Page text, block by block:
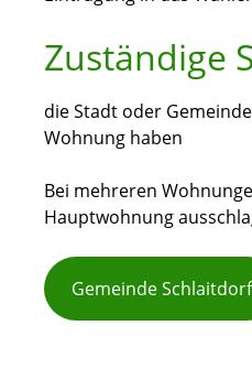
Zuständige
die Stadt oder
Wohnung haben
Bei mehreren
Hauptwohnung
Gemeinde Schlaitdorf